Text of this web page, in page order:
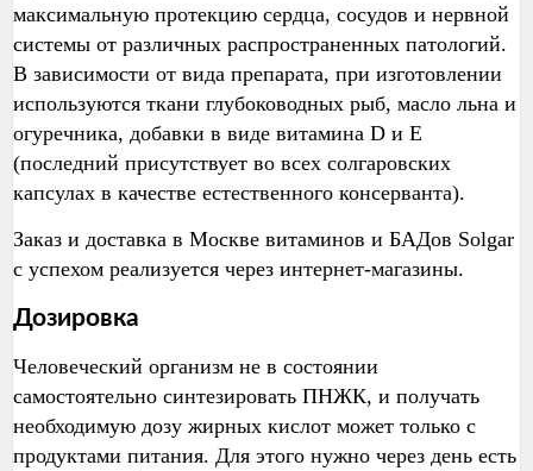
максимальную протекцию сердца, сосудов и нервной
системы от различных распространенных патологий.
В зависимости от вида препарата, при изготовлении
используются ткани глубоководных рыб, масло льна и
огуречника, добавки в виде витамина D и E
(последний присутствует во всех солгаровских
капсулах в качестве естественного консерванта).
Заказ и доставка в Москве витаминов и БАДов Solgar
с успехом реализуется через интернет-магазины.
Дозировка
Человеческий организм не в состоянии
самостоятельно синтезировать ПНЖК, и получать
необходимую дозу жирных кислот может только с
продуктами питания. Для этого нужно через день есть